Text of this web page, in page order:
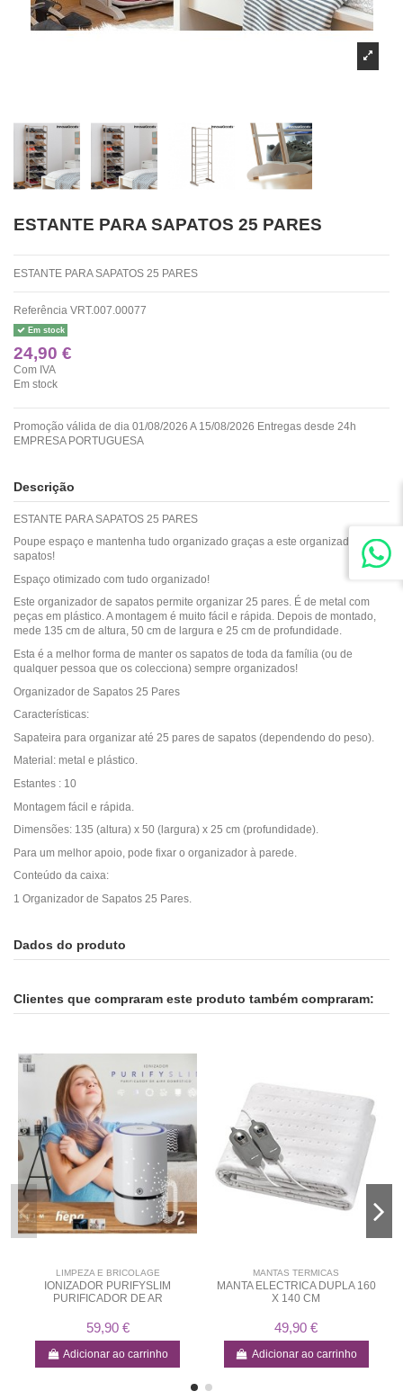
ESTANTE PARA SAPATOS 25 PARES
ESTANTE PARA SAPATOS 25 PARES
Referência VRT.007.00077
Em stock
24,90 €
Com IVA
Em stock
Promoção válida de dia 01/08/2026 A 15/08/2026 Entregas desde 24h
EMPRESA PORTUGUESA
Descrição
ESTANTE PARA SAPATOS 25 PARES
Poupe espaço e mantenha tudo organizado graças a este organizador de
sapatos!
Espaço otimizado com tudo organizado!
Este organizador de sapatos permite organizar 25 pares. É de metal com
peças em plástico. A montagem é muito fácil e rápida. Depois de montado,
mede 135 cm de altura, 50 cm de largura e 25 cm de profundidade.
Esta é a melhor forma de manter os sapatos de toda da família (ou de
qualquer pessoa que os colecciona) sempre organizados!
Organizador de Sapatos 25 Pares
Características:
Sapateira para organizar até 25 pares de sapatos (dependendo do peso).
Material: metal e plástico.
Estantes : 10
Montagem fácil e rápida.
Dimensões: 135 (altura) x 50 (largura) x 25 cm (profundidade).
Para um melhor apoio, pode fixar o organizador à parede.
Conteúdo da caixa:
1 Organizador de Sapatos 25 Pares.
Dados do produto
Clientes que compraram este produto também compraram:
LIMPEZA E BRICOLAGE
IONIZADOR PURIFYSLIM
PURIFICADOR DE AR
59,90 €
Adicionar ao carrinho
MANTAS TERMICAS
MANTA ELECTRICA DUPLA 160
X 140 CM
49,90 €
Adicionar ao carrinho